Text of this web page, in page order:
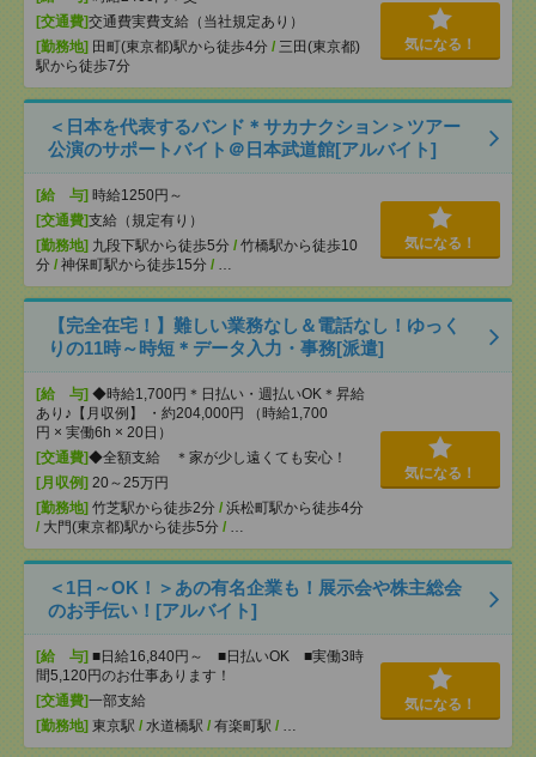
[交通費]交通費実費支給（当社規定あり）
[勤務地] 田町(東京都)駅から徒歩4分 / 三田(東京都)
駅から徒歩7分
気になる！
＜日本を代表するバンド＊サカナクション＞ツアー
公演のサポートバイト＠日本武道館[アルバイト]
[給 与] 時給1250円～
[交通費]支給（規定有り）
[勤務地] 九段下駅から徒歩5分 / 竹橋駅から徒歩10
分 / 神保町駅から徒歩15分 / …
気になる！
【完全在宅！】難しい業務なし＆電話なし！ゆっく
りの11時～時短＊データ入力・事務[派遣]
[給 与] ◆時給1,700円＊日払い・週払いOK＊昇給
あり♪【月収例】 ・約204,000円 （時給1,700
円 × 実働6h × 20日）
[交通費]◆全額支給 ＊家が少し遠くても安心！
[月収例] 20～25万円
[勤務地] 竹芝駅から徒歩2分 / 浜松町駅から徒歩4分
/ 大門(東京都)駅から徒歩5分 / …
気になる！
＜1日～OK！＞あの有名企業も！展示会や株主総会
のお手伝い！[アルバイト]
[給 与] ■日給16,840円～ ■日払いOK ■実働3時
間5,120円のお仕事あります！
[交通費]一部支給
[勤務地] 東京駅 / 水道橋駅 / 有楽町駅 / …
気になる！